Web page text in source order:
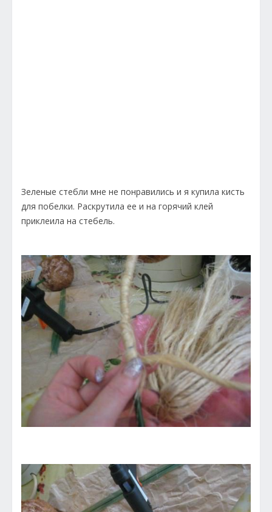
Зеленые стебли мне не понравились и я купила кисть
для побелки. Раскрутила ее и на горячий клей
приклеила на стебель.